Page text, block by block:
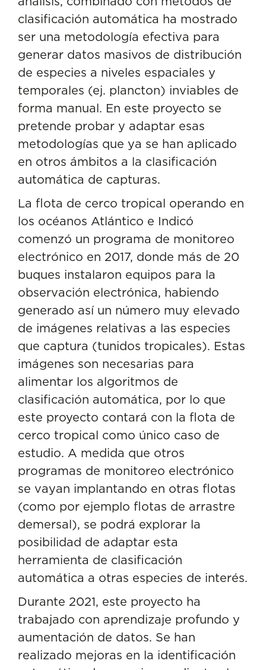
clasificación automática ha mostrado
ser una metodología efectiva para
generar datos masivos de distribución
de especies a niveles espaciales y
temporales (ej. plancton) inviables de
forma manual. En este proyecto se
pretende probar y adaptar esas
metodologías que ya se han aplicado
en otros ámbitos a la clasificación
automática de capturas.
La flota de cerco tropical operando en
los océanos Atlántico e Indicó
comenzó un programa de monitoreo
electrónico en 2017, donde más de 20
buques instalaron equipos para la
observación electrónica, habiendo
generado así un número muy elevado
de imágenes relativas a las especies
que captura (tunidos tropicales). Estas
imágenes son necesarias para
alimentar los algoritmos de
clasificación automática, por lo que
este proyecto contará con la flota de
cerco tropical como único caso de
estudio. A medida que otros
programas de monitoreo electrónico
se vayan implantando en otras flotas
(como por ejemplo flotas de arrastre
demersal), se podrá explorar la
posibilidad de adaptar esta
herramienta de clasificación
automática a otras especies de interés.
Durante 2021, este proyecto ha
trabajado con aprendizaje profundo y
aumentación de datos. Se han
realizado mejoras en la identificación